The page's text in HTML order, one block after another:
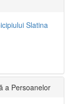
Slatina
a Persoanelor